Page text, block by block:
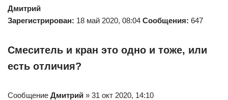
Дмитрий
Зарегистрирован: 18 май 2020, 08:04 Сообщения: 647
Смеситель и кран это одно и тоже, или
есть отличия?
Сообщение Дмитрий » 31 окт 2020, 14:10